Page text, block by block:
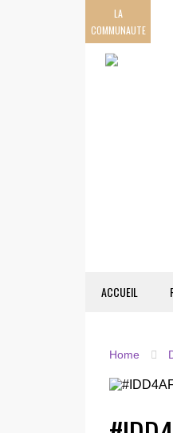
LA
COMMUNAUTE
ACCUEIL
Home